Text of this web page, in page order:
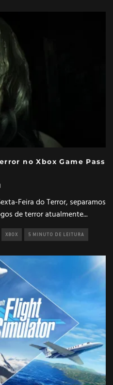
no Xbox Game Pass
Feira do Terror, separamos
de terror atualmente...
XBOX 5 MINUTO DE LEITURA